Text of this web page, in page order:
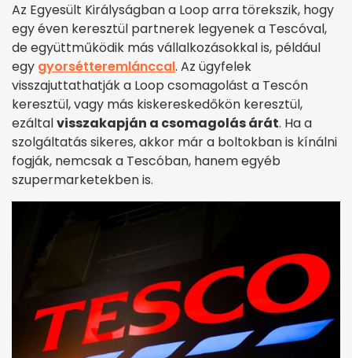
Az Egyesült Királyságban a Loop arra törekszik, hogy
egy éven keresztül partnerek legyenek a Tescóval,
de együttműködik más vállalkozásokkal is, például
egy gyorsétteremlánccal. Az ügyfelek
visszajuttathatják a Loop csomagolást a Tescón
keresztül, vagy más kiskereskedőkön keresztül,
ezáltalvisszakapján a csomagolás árát. Ha a
szolgáltatás sikeres, akkor már a boltokban is kínálni
fogják, nemcsak a Tescóban, hanem egyéb
szupermarketekben is.